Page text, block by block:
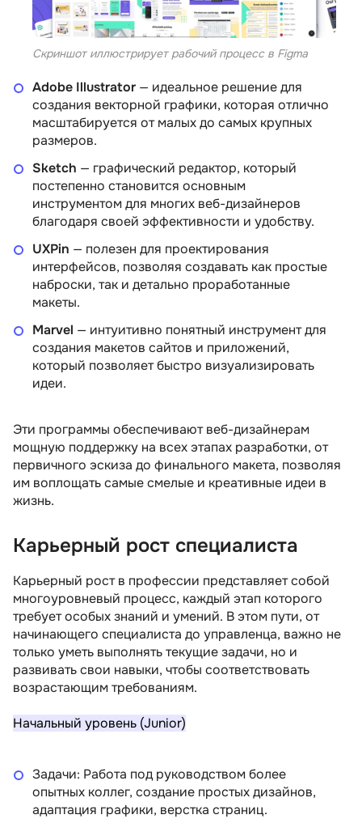
Скриншот иллюстрирует рабочий процесс в Figma
Adobe Illustrator — идеальное решение для
создания векторной графики, которая отлично
масштабируется от малых до самых крупных
размеров.
Sketch — графический редактор, который
постепенно становится основным
инструментом для многих веб-дизайнеров
благодаря своей эффективности и удобству.
UXPin — полезен для проектирования
интерфейсов, позволяя создавать как простые
наброски, так и детально проработанные
макеты.
Marvel — интуитивно понятный инструмент для
создания макетов сайтов и приложений,
который позволяет быстро визуализировать
идеи.
Эти программы обеспечивают веб-дизайнерам
мощную поддержку на всех этапах разработки, от
первичного эскиза до финального макета, позволяя
им воплощать самые смелые и креативные идеи в
жизнь.
Карьерный рост специалиста
Карьерный рост в профессии представляет собой
многоуровневый процесс, каждый этап которого
требует особых знаний и умений. В этом пути, от
начинающего специалиста до управленца, важно не
только уметь выполнять текущие задачи, но и
развивать свои навыки, чтобы соответствовать
возрастающим требованиям.
Начальный уровень (Junior)
Задачи: Работа под руководством более
опытных коллег, создание простых дизайнов,
адаптация графики, верстка страниц.